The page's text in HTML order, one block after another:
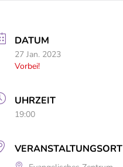
DATUM
27 Jan. 2023
Vorbei!
UHRZEIT
19:00
VERANSTALTUNGSORT